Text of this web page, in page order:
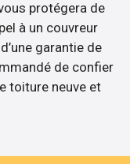
protégera de
à un couvreur
garantie de
de confier
toiture neuve et